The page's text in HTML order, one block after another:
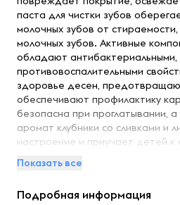
паста для чистки зубов
молочных зубов от
молочных зубов. Активные
обладают антибактериальными,
противовоспалительными
здоровье десен,
обеспечивают профилактику
безопасна при проглатывании,
аромат клубники со сливками и
настроение и приучает детей
растекается, экономично
присмотром взрослых. Мы очень
Показать все
Подробная информация